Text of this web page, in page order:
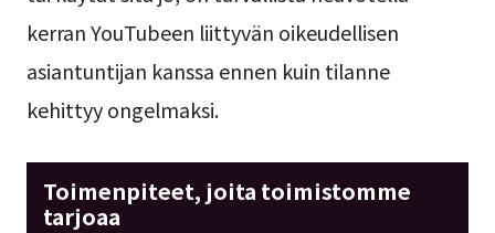
kerran YouTubeen liittyvän oikeudellisen
asiantuntijan kanssa ennen kuin tilanne
kehittyy ongelmaksi.
Toimenpiteet, joita toimistomme
tarjoaa